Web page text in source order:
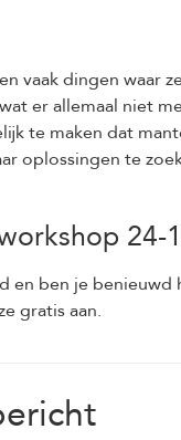
vaak dingen waar
er allemaal niet
te maken dat
oplossingen te
24-
en ben je
gratis aan.